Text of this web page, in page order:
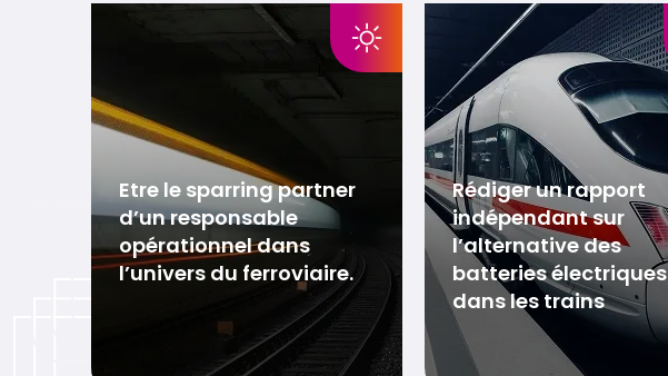
Etre le sparring partner
d’un responsable
opérationnel dans
l’univers du ferroviaire.
Rédiger un rapport
indépendant sur
l’alternative des
batteries électriques
dans les trains